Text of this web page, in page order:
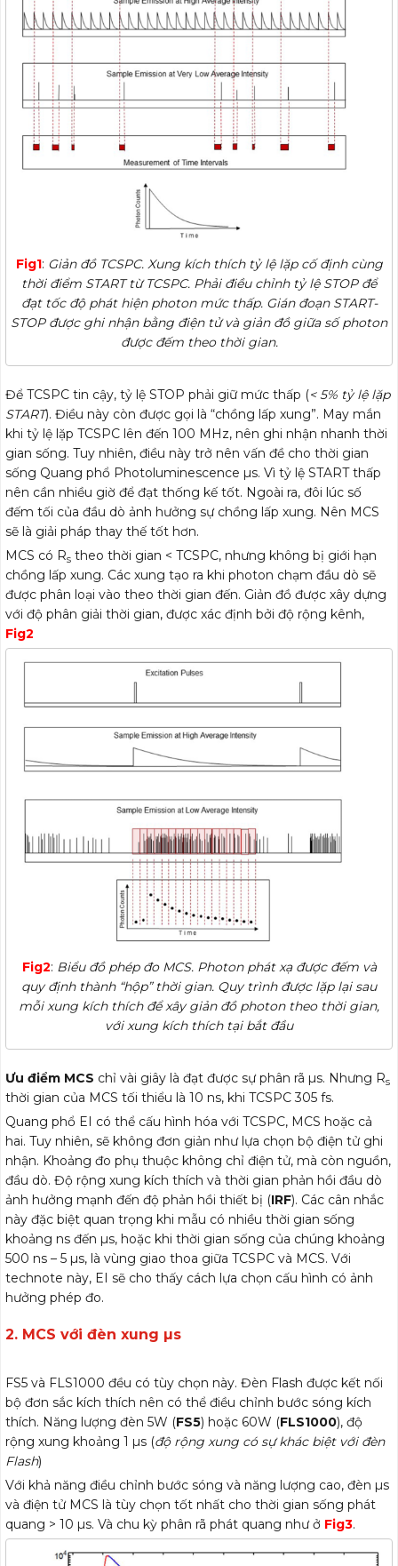
Fig1: Giản đồ TCSPC. Xung kích thích tỷ lệ lặp cố định cùng
thời điểm START từ TCSPC. Phải điều chỉnh tỷ lệ STOP để
đạt tốc độ phát hiện photon mức thấp. Gián đoạn START-
STOP được ghi nhận bằng điện tử và giản đồ giữa số photon
được đếm theo thời gian.
Để TCSPC tin cậy, tỷ lệ STOP phải giữ mức thấp (< 5% tỷ lệ lặp
START). Điều này còn được gọi là “chồng lấp xung”. May mắn
khi tỷ lệ lặp TCSPC lên đến 100 MHz, nên ghi nhận nhanh thời
gian sống. Tuy nhiên, điều này trở nên vấn đề cho thời gian
sống Quang phổ Photoluminescence µs. Vì tỷ lệ START thấp
nên cần nhiều giờ để đạt thống kế tốt. Ngoài ra, đôi lúc số
đếm tối của đầu dò ảnh hưởng sự chồng lấp xung. Nên MCS
sẽ là giải pháp thay thế tốt hơn.
MCS có Rs theo thời gian < TCSPC, nhưng không bị giới hạn
chồng lấp xung. Các xung tạo ra khi photon chạm đầu dò sẽ
được phân loại vào theo thời gian đến. Giản đồ được xây dựng
với độ phân giải thời gian, được xác định bởi độ rộng kênh,
Fig2
Fig2: Biểu đồ phép đo MCS. Photon phát xạ được đếm và
quy định thành “hộp” thời gian. Quy trình được lặp lại sau
mỗi xung kích thích để xây giản đồ photon theo thời gian,
với xung kích thích tại bắt đầu
Ưu điểm MCS chỉ vài giây là đạt được sự phân rã µs. Nhưng Rs
thời gian của MCS tối thiểu là 10 ns, khi TCSPC 305 fs.
Quang phổ EI có thể cấu hình hóa với TCSPC, MCS hoặc cả
hai. Tuy nhiên, sẽ không đơn giản như lựa chọn bộ điện tử ghi
nhận. Khoảng đo phụ thuộc không chỉ điện tử, mà còn nguồn,
đầu dò. Độ rộng xung kích thích và thời gian phản hồi đầu dò
ảnh hưởng mạnh đến độ phản hồi thiết bị (IRF). Các cân nhắc
này đặc biệt quan trọng khi mẫu có nhiều thời gian sống
khoảng ns đến µs, hoặc khi thời gian sống của chúng khoảng
500 ns – 5 µs, là vùng giao thoa giữa TCSPC và MCS. Với
technote này, EI sẽ cho thấy cách lựa chọn cấu hình có ảnh
hưởng phép đo.
2. MCS với đèn xung µs
FS5 và FLS1000 đều có tùy chọn này. Đèn Flash được kết nối
bộ đơn sắc kích thích nên có thể điều chỉnh bước sóng kích
thích. Năng lượng đèn 5W (FS5) hoặc 60W (FLS1000), độ
rộng xung khoảng 1 µs (độ rộng xung có sự khác biệt với đèn
Flash)
Với khả năng điều chỉnh bước sóng và năng lượng cao, đèn µs
và điện tử MCS là tùy chọn tốt nhất cho thời gian sống phát
quang > 10 µs. Và chu kỳ phân rã phát quang như ở Fig3.